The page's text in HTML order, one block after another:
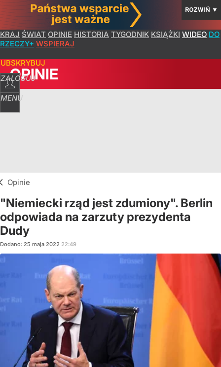
ROZWIŃ ▼
KRAJ ŚWIAT OPINIE HISTORIA TYGODNIK KSIĄŻKI WIDEO DO
RZECZY+ WSPIERAJ
ZALOGUJ
MENU
OPINIE
Opinie
"Niemiecki rząd jest zdumiony". Berlin
odpowiada na zarzuty prezydenta
Dudy
Dodano: 25 maja 2022 22:49